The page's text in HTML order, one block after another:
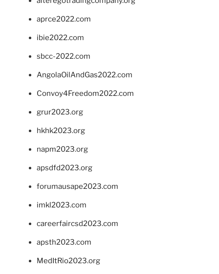
aprce2022.com
ibie2022.com
sbcc-2022.com
AngolaOilAndGas2022.com
Convoy4Freedom2022.com
grur2023.org
hkhk2023.org
napm2023.org
apsdfd2023.org
forumausape2023.com
imkl2023.com
careerfaircsd2023.com
apsth2023.com
MedItRio2023.org